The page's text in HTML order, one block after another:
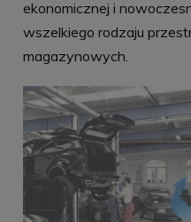
ekonomicznej i
wszelkiego rodzaju
magazynowych.